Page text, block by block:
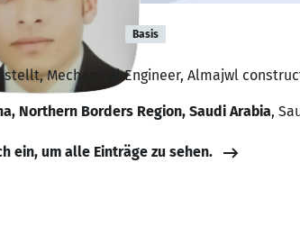
Genedy Basis
Mechanical Engineer, Almajwl
Northern Borders Region, Saudi Arabia,
ein, um alle Einträge zu sehen.